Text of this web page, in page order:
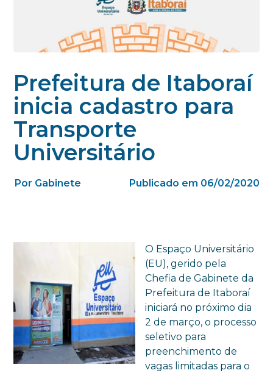
Prefeitura de Itaboraí
inicia cadastro para
Transporte
Universitário
Por Gabinete Publicado em 06/02/2020
O Espaço Universitário
(EU), gerido pela
Chefia de Gabinete da
Prefeitura de Itaboraí
iniciará no próximo dia
2 de março, o processo
seletivo para
preenchimento de
vagas limitadas para o